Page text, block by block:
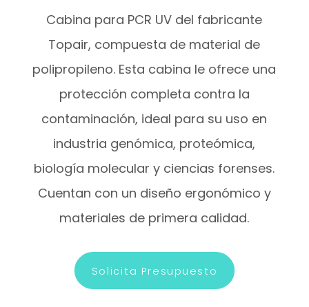
Cabina para PCR UV del fabricante
Topair, compuesta de material de
polipropileno. Esta cabina le ofrece una
protección completa contra la
contaminación, ideal para su uso en
industria genómica, proteómica,
biología molecular y ciencias forenses.
Cuentan con un diseño ergonómico y
materiales de primera calidad.
Solicita Presupuesto